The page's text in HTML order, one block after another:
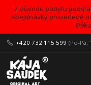
Z důvodu pobytu
obejdnávky provedené
+420 732 115 599 (Po-Pá,